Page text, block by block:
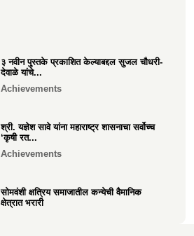
श्री. श्रीहास चुरी यांच्या आयईसीए फाउंडेशनच्या
पुरुष वृद्धाश...
Festive
३ नवीन पुस्तके प्रकाशित केल्याबद्दल सुजल चौधरी-
देवाळे यांचे...
Achievements
श्री. यज्ञेश सावे यांना महाराष्ट्र शासनाचा सर्वोच्च
‘कृषी रत...
Achievements
सोमवंशी क्षत्रिय समाजातील कन्येची वैमानिक
क्षेत्रात भरारी